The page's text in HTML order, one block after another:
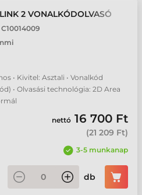
2 VONALKÓDOLVASÓ
C10014009
• Kivitel: Asztali • Vonalkód
• Olvasási technológia: 2D Area
nettó 16 700 Ft
(21 209 Ft)
3-5 munkanap
db